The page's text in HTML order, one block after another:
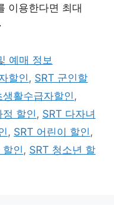
이용한다면 최대
예매 정보
할인, SRT 군인할
생활수급자할인,
할인, SRT 다자녀
, SRT 어린이 할인,
할인, SRT 청소년 할